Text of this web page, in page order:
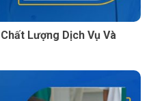
Lượng Dịch Vụ Và